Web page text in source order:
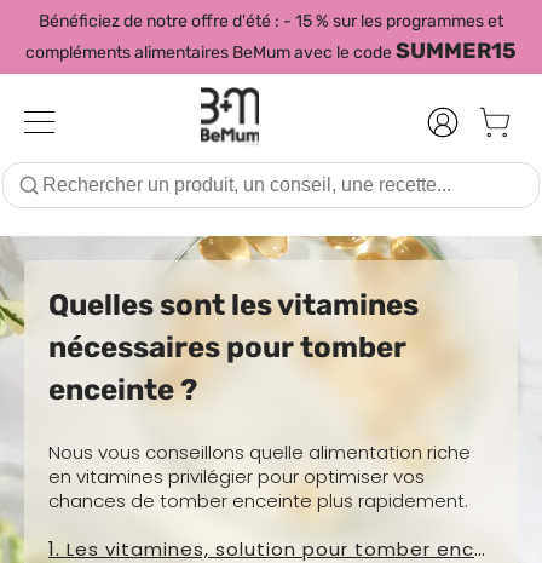
Bénéficiez de notre offre d'été : - 15 % sur les programmes et
compléments alimentaires BeMum avec le codeSUMMER15
Quelles sont les vitamines
nécessaires pour tomber
enceinte ?
Nous vous conseillons quelle alimentation riche
en vitamines privilégier pour optimiser vos
chances de tomber enceinte plus rapidement.
Les vitamines, solution pour tomber enceinte ?